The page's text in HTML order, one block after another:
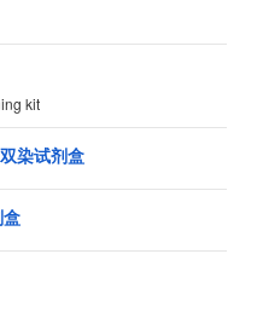
kit
染试剂盒